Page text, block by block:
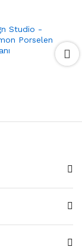
Studio -
Porselen